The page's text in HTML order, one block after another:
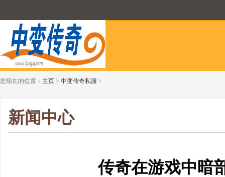
您现在的位置： 主页 > 中变传奇私服 >
新闻中心
传奇在游戏中暗